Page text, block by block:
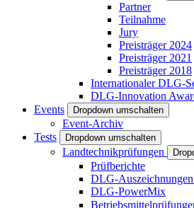
Partner
Teilnahme
Jury
Preisträger 2024
Preisträger 2021
Preisträger 2018
Internationaler DLG-
DLG-Innovation
Events
Dropdown umschalten
Event-Archiv
Tests
Dropdown umschalten
Landtechnikprüfungen
Prüfberichte
DLG-
DLG-PowerMix